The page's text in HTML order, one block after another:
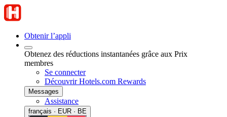
Obtenir l’appli
Obtenez des réductions instantanées grâce aux Prix
membres
Se connecter
Découvrir Hotels.com Rewards
Messages
Assistance
français · EUR · BE